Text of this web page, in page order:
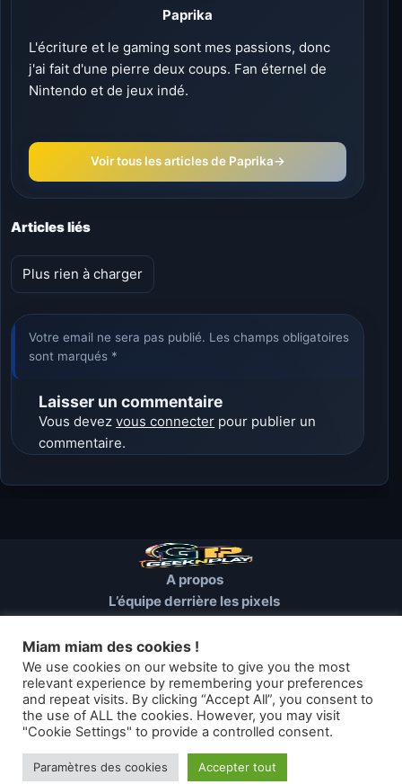
Paprika
L'écriture et le gaming sont mes passions, donc
j'ai fait d'une pierre deux coups. Fan éternel de
Nintendo et de jeux indé.
Voir tous les articles de Paprika→
Articles liés
Plus rien à charger
Votre email ne sera pas publié. Les champs obligatoires
sont marqués *
Laisser un commentaire
Vous devezvous connecter pour publier un
commentaire.
A propos
L’équipe derrière les pixels
Mentions Légales
Cookies et autres traceurs
© 2026 GEEKNPLAY — Tous droits réservés
Les articles de geeknplay.fr sont mis à disposition selon les termes
de la licence Creative Commons
Miam miam des cookies !
We use cookies on our website to give you the most
relevant experience by remembering your preferences
and repeat visits. By clicking “Accept All”, you consent to
the use of ALL the cookies. However, you may visit
"Cookie Settings" to provide a controlled consent.
Paramètres des cookies Accepter tout